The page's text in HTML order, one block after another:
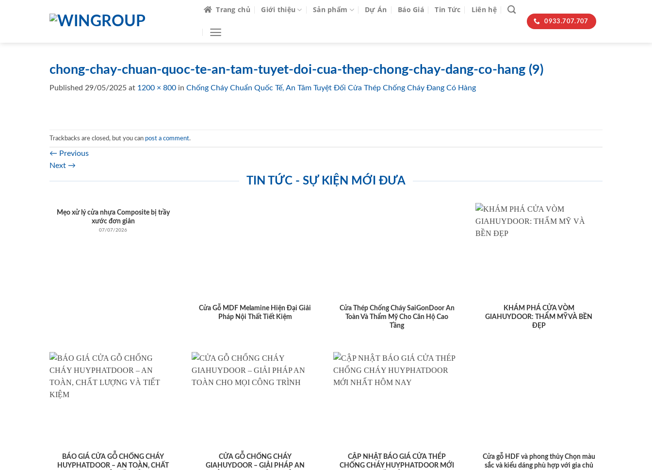
Trang chủ Giới thiệu Sản phẩm Dự Án Báo Giá Tin Tức Liên hệ
0933.707.707
chong-chay-chuan-quoc-te-an-tam-tuyet-doi-cua-thep-chong-chay-dang-co-hang (9)
Published 29/05/2025 at 1200 × 800 in Chống Cháy Chuẩn Quốc Tế, An Tâm Tuyệt Đối Cửa Thép Chống Cháy Đang Có Hàng
Trackbacks are closed, but you can post a comment.
← Previous
Next →
TIN TỨC - SỰ KIỆN MỚI ĐƯA
Mẹo xử lý cửa nhựa Composite bị trầy
xước đơn giản
07/07/2026
Cửa Gỗ MDF Melamine Hiện Đại Giải
Pháp Nội Thất Tiết Kiệm
Cửa Thép Chống Cháy SaiGonDoor An
Toàn Và Thẩm Mỹ Cho Căn Hộ Cao
Tầng
KHÁM PHÁ CỬA VÒM
GIAHUYDOOR: THẨM MỸ VÀ BỀN
ĐẸP
BÁO GIÁ CỬA GỖ CHỐNG CHÁY
HUYPHATDOOR – AN TOÀN, CHẤT
CỬA GỖ CHỐNG CHÁY
GIAHUYDOOR – GIẢI PHÁP AN
CẬP NHẬT BÁO GIÁ CỬA THÉP
CHỐNG CHÁY HUYPHATDOOR MỚI
Cửa gỗ HDF và phong thủy Chọn màu
sắc và kiểu dáng phù hợp với gia chủ